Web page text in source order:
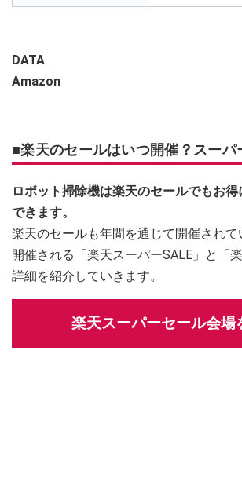
DATA
Amazon
■楽天のセールはいつ開催？スーパ
ロボット掃除機は楽天のセールでもお
できます。
楽天のセールも年間を通じて開催され
開催される「楽天スーパーSALE」と「
詳細を紹介していきます。
楽天スーパーセール会場